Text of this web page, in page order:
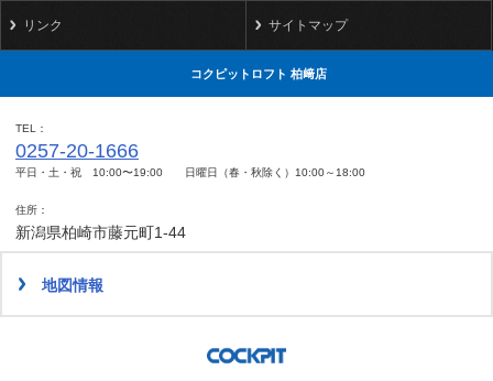
リンク サイトマップ
コクピットロフト 柏﨑店
TEL
0257-20-1666
平日・土・祝 10:00〜19:00 日曜日（春・秋除く）10:00～18:00
住所
新潟県柏崎市藤元町1-44
地図情報